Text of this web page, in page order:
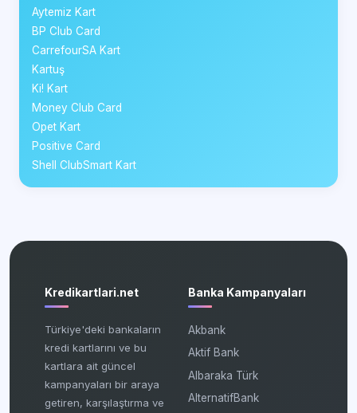
Aytemiz Kart
BP Club Card
CarrefourSA Kart
Kartuş
Ki! Kart
Money Club Card
Opet Kart
Positive Card
Shell ClubSmart Kart
Kredikartlari.net
Türkiye'deki bankaların
kredi kartlarını ve bu
kartlara ait güncel
kampanyaları bir araya
getiren, karşılaştırma ve
Banka Kampanyaları
Akbank
Aktif Bank
Albaraka Türk
AlternatifBank